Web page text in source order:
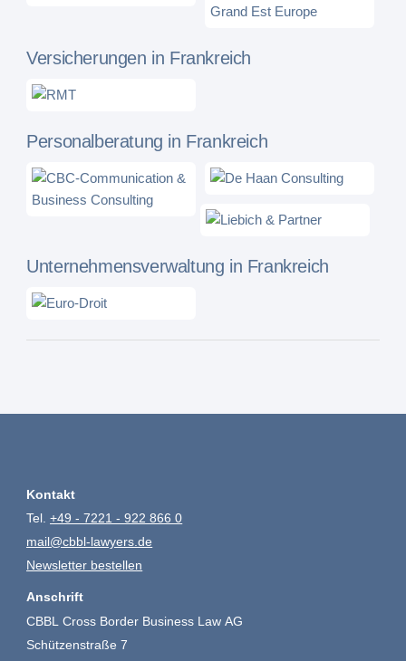
Versicherungen in Frankreich
Personalberatung in Frankreich
Unternehmensverwaltung in Frankreich
Kontakt
Tel.+49 - 7221 - 922 866 0
mail@cbbl-lawyers.de
Newsletter bestellen
Anschrift
CBBL Cross Border Business Law AG
Schützenstraße 7